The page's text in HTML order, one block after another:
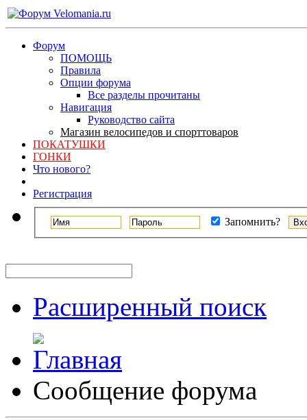
Форум
ПОМОЩЬ
Правила
Опции форума
Все разделы прочитаны
Навигация
Руководство сайта
Магазин велосипедов и спорттоваров
ПОКАТУШКИ
ГОНКИ
Что нового?
Регистрация
Запомнить?
Расширенный поиск
Сообщение форума